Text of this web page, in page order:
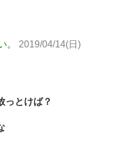
。
2019/04/14(日)
っとけば？